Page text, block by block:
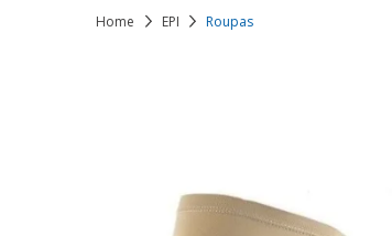
Home EPI Roupas